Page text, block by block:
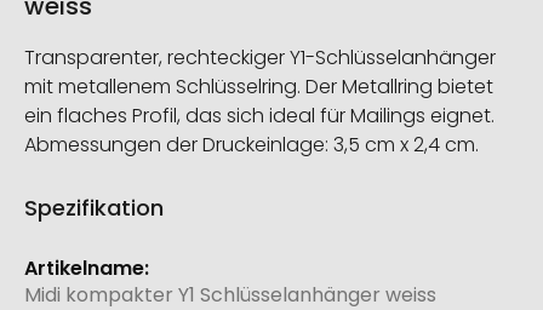
Transparenter, rechteckiger Y1-Schlüsselanhänger
mit metallenem Schlüsselring. Der Metallring bietet
ein flaches Profil, das sich ideal für Mailings eignet.
Abmessungen der Druckeinlage: 3,5 cm x 2,4 cm.
Spezifikation
Weitere
Informationen
Midi kompakter Y1 Schlüsselanhänger weiss